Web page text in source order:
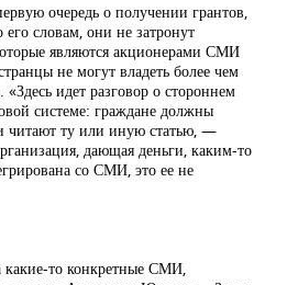
очередь о получении грантов,
словам, они не затронут
являются акционерами СМИ
не могут владеть более чем
идет разговор о стороннем
системе: граждане должны
читают ту или иную статью, —
дающая деньги, каким-то
со СМИ, это ее не
то конкретные СМИ,